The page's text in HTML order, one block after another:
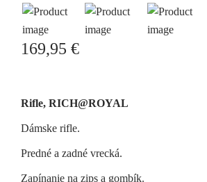
169,95 €
Rifle, RICH@ROYAL
Dámske rifle.
Predné a zadné vrecká.
Zapínanie na zips a gombík.